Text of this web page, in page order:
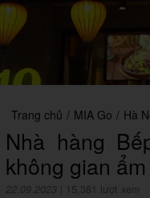
Trang chủ / MIA Go / Hà
Nhà hàng
không gian
22.09.2023 15,381 lượt xem